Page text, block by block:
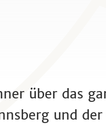
über das
und